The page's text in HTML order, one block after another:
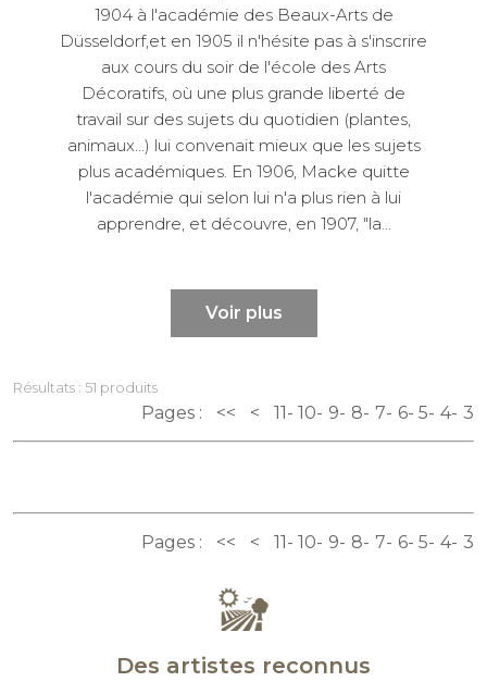
1904 à l'académie des Beaux-Arts de
Düsseldorf,et en 1905 il n'hésite pas à s'inscrire
aux cours du soir de l'école des Arts
Décoratifs, où une plus grande liberté de
travail sur des sujets du quotidien (plantes,
animaux...) lui convenait mieux que les sujets
plus académiques. En 1906, Macke quitte
l'académie qui selon lui n'a plus rien à lui
apprendre, et découvre, en 1907, "la...
Voir plus
Résultats : 51 produits
Pages : << < 11 10 9 8 7 6 5 4 3
Pages : << < 11 10 9 8 7 6 5 4 3
Des artistes reconnus